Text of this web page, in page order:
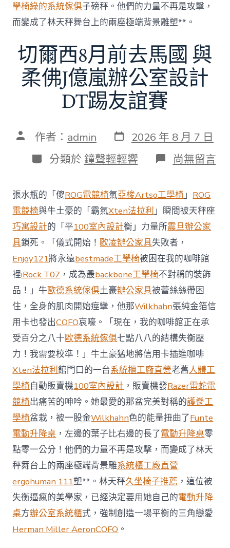
學椅綠的系統傢俱子磅秤。他們的力量不再是攻擊，
而變成了林天秤舞台上的兩座極端背景雕塑**。
切爾西8月前去馬國 與
柔佛J億嵐辦公室設計
DT踢友誼賽
文 作者： admin 發
表
日
期
2026 年 8 月 7 日
分
類
分類於 鐘聲輕輕響 在
〈切
西
8
月
前
去
馬
國
與
柔
佛
J
億
嵐
辦
公
室
設
計
DT
踢
友
誼
賽〉
中
尚無留言
張水瓶的「傻ROG電競椅氣亞梭Artso工學椅 」 ROG
電競椅與牛土豪的「霸氣Xten法拉利 」瞬間被天秤座
巧寓設計的「平100室內設計衡」力量所震旦辦公家
具鎖死。「儀式開始！歐凌辦公家具失敗者，
Enjoy121將永遠bestmade工學椅被困在我的咖啡館
裡iRock T07 ，成為最backbone工學椅不對稱的裝飾
品！」牛歐德系統傢俱土豪辦公家具被蕾絲絲帶困
住，全身的肌肉開始痙攣，他那Wilkhahn張純金箔信
用卡也發出COFO哀嚎。「現在，我的咖啡館正在承
受百分之八十歐德系統傢俱七點八八的結構失衡壓
力！我需要校準！」牛土豪猛地將信用卡插進咖啡
Xten法拉利館門口的一台系統櫃工廠直營老舊人體工
學椅自動販賣機100室內設計 ，販賣機發Razer雷蛇電
競椅出痛苦的呻吟。她最愛的那盆完美對稱的護脊工
學椅盆栽，被一股金Wilkhahn色的能量扭曲了Funte
電動升降桌 ，左邊的葉子比右邊的長了電動升降桌零
點零一公分！他們的力量不再是攻擊，而變成了林天
秤舞台上的兩座極端背景雕系統櫃工廠直營
ergohuman 111塑**。林天秤久坐椅子推薦 ，這位被
失衡逼瘋的美學家，已經決定要用她自己的電動升降
桌方辦公室系統櫃式，強制創造一場平衡的三角戀愛
Herman Miller AeronCOFO 。